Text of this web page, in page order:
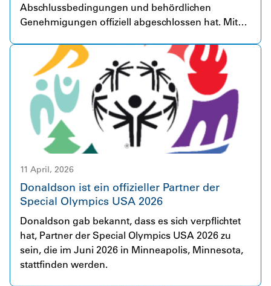
Abschlussbedingungen und behördlichen
Genehmigungen offiziell abgeschlossen hat. Mit
anerkanntes Unternehmen für Kraftstoff- und
Flüssigkeitsfiltrationslösungen für
anspruchsvollste Anwendungen. Das
Unternehmen beschäftigt über 230 engagierte
Mitarbeitende in sieben Ländern und bedient vor
allem Kunden aus den Bereichen Luft- und
Raumfahrt sowie Verteidigung, Energieerzeugung
und Hydraulik. Donaldson und Facet verbindet das
gemeinsame Ziel, innovative, hochwertige
Filtrationsprodukte anzubieten, die durch einen
hervorragenden Service unterstützt werden. Diese
Übernahme stellt einen wichtigen Schritt zur
Beschleunigung des Wachstums von Donaldson
Industrial Solutions dar. Das breite und
komplementäre Produktportfolio von Facet fügt
sich nahtlos in das bestehende Angebot von
11 April, 2026
Donaldson ist ein offizieller Partner der
Special Olympics USA 2026
Donaldson gab bekannt, dass es sich verpflichtet
hat, Partner der Special Olympics USA 2026 zu
sein, die im Juni 2026 in Minneapolis, Minnesota,
stattfinden werden.